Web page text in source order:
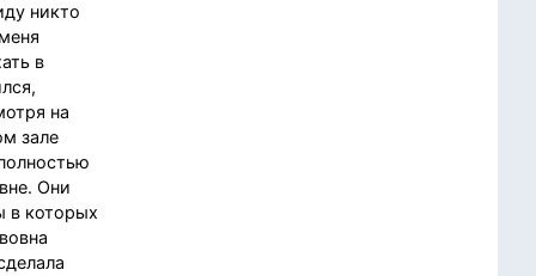
никто
в
на
зале
Они
в которых